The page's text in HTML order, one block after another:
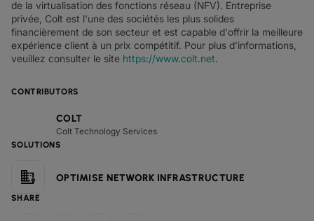
CONTRIBUTORS
COLT
Colt Technology Services
SOLUTIONS
OPTIMISE NETWORK INFRASTRUCTURE
SHARE
de la virtualisation des fonctions réseau (NFV). Entreprise
privée, Colt est l'une des sociétés les plus solides
financièrement de son secteur et est capable d'offrir la meilleure
expérience client à un prix compétitif. Pour plus d'informations,
veuillez consulter le site https://www.colt.net.